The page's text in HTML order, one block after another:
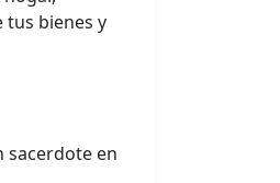
tus bienes y
sacerdote en